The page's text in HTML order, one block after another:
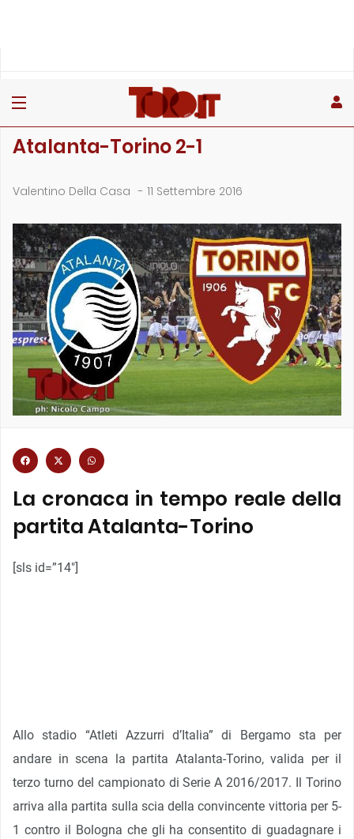
Atalanta-Torino 2-1
Valentino Della Casa - 11 Settembre 2016
La cronaca in tempo reale della
partita Atalanta-Torino
[sls id=”14″]
Allo stadio “Atleti Azzurri d’Italia” di Bergamo sta per
andare in scena la partita Atalanta-Torino, valida per il
terzo turno del campionato di Serie A 2016/2017. Il Torino
arriva alla partita sulla scia della convincente vittoria per 5-
1 contro il Bologna che gli ha consentito di guadagnare i